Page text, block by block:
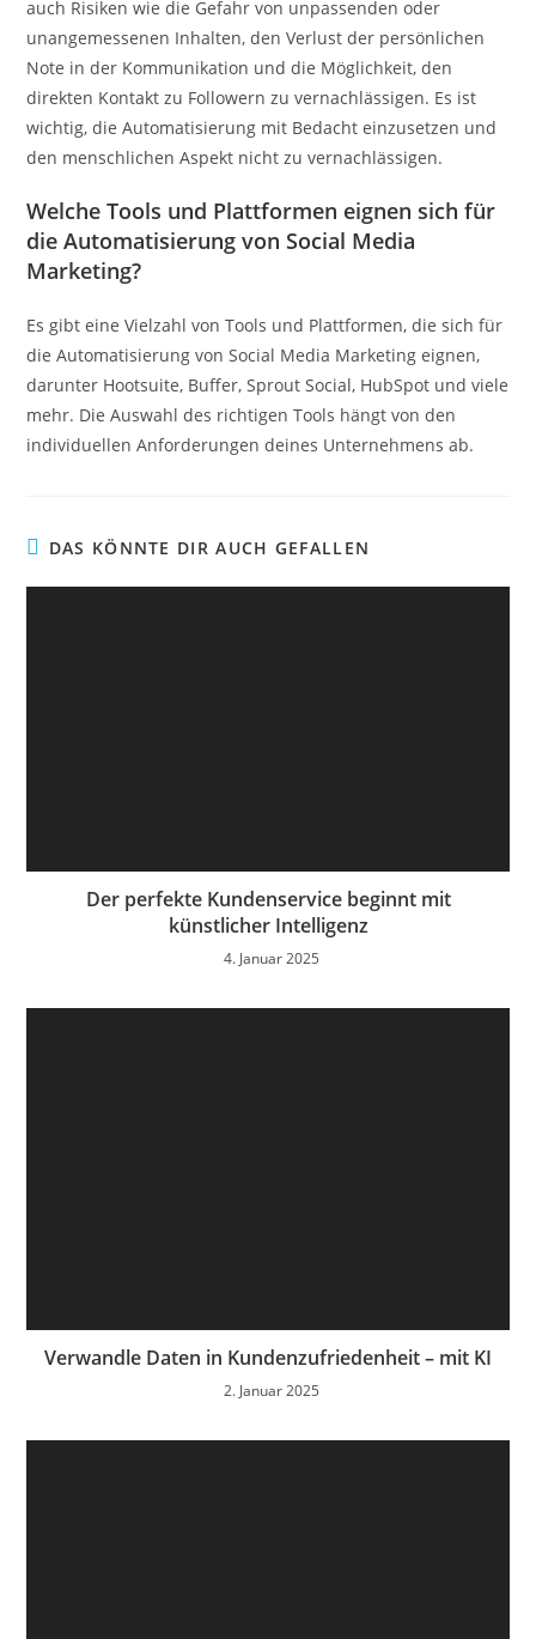
auch Risiken wie die Gefahr von unpassenden oder
unangemessenen Inhalten, den Verlust der persönlichen
Note in der Kommunikation und die Möglichkeit, den
direkten Kontakt zu Followern zu vernachlässigen. Es ist
wichtig, die Automatisierung mit Bedacht einzusetzen und
den menschlichen Aspekt nicht zu vernachlässigen.
Welche Tools und Plattformen eignen sich für
die Automatisierung von Social Media
Marketing?
Es gibt eine Vielzahl von Tools und Plattformen, die sich für
die Automatisierung von Social Media Marketing eignen,
darunter Hootsuite, Buffer, Sprout Social, HubSpot und viele
mehr. Die Auswahl des richtigen Tools hängt von den
individuellen Anforderungen deines Unternehmens ab.
DAS KÖNNTE DIR AUCH GEFALLEN
Der perfekte Kundenservice beginnt mit
künstlicher Intelligenz
4. Januar 2025
Verwandle Daten in Kundenzufriedenheit – mit KI
2. Januar 2025